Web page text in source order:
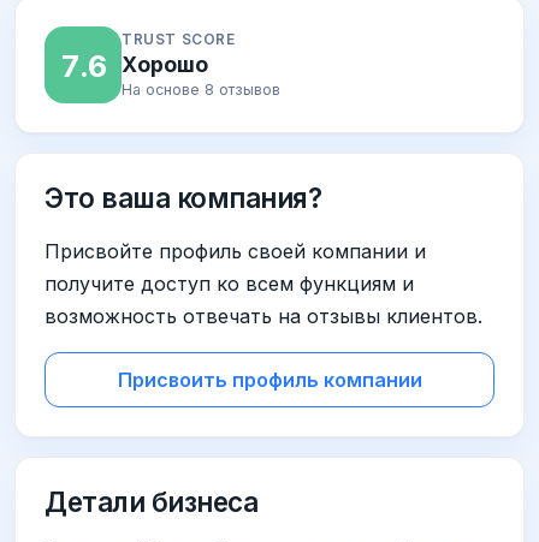
7.6
TRUST SCORE
Хорошо
На основе 8 отзывов
Это ваша компания?
Присвойте профиль своей компании и
получите доступ ко всем функциям и
возможность отвечать на отзывы клиентов.
Присвоить профиль компании
Детали бизнеса